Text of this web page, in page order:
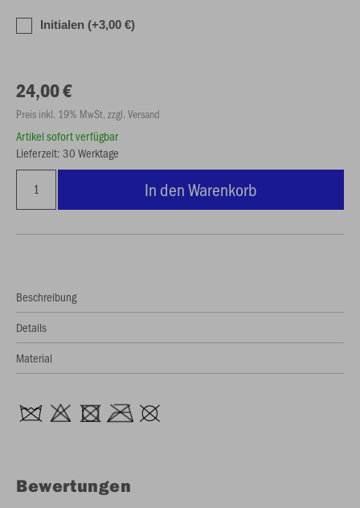
Initialen (+3,00 €)
24,00 €
Preis inkl. 19% MwSt. zzgl. Versand
Artikel sofort verfügbar
Lieferzeit: 30 Werktage
In den Warenkorb
Beschreibung
Details
Material
Bewertungen